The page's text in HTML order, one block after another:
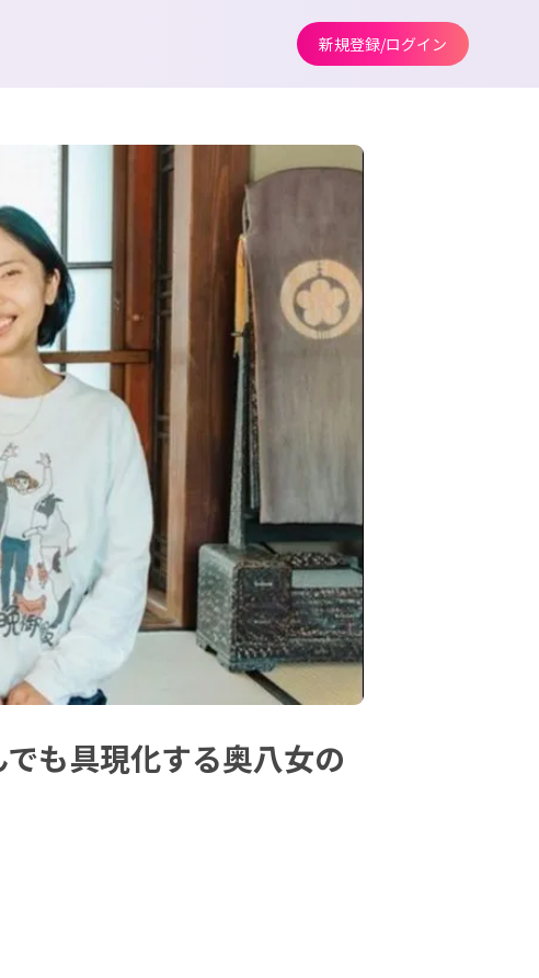
新規登録/ログイン
も具現化する奥八女の